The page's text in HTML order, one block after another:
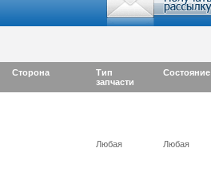
Сторона
Тип
запчасти
Состояние
Любая Любая